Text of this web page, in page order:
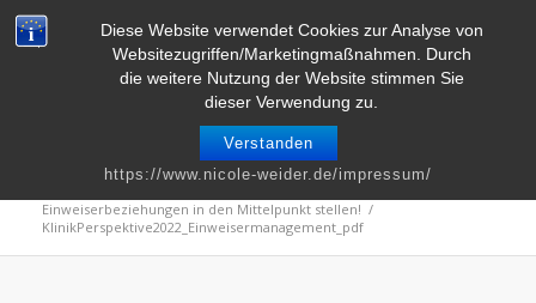
Diese Website verwendet Cookies zur Analyse von
Websitezugriffen/Marketingmaßnahmen. Durch
die weitere Nutzung der Website stimmen Sie
dieser Verwendung zu.
Verstanden
https://www.nicole-weider.de/impressum/
Einweiserbeziehungen in den Mittelpunkt stellen! /
KlinikPerspektive2022_Einweisermanagement_pdf